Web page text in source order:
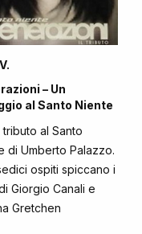
– Un
al Santo Niente
tributo al Santo
di Umberto Palazzo.
ospiti spiccano i
Giorgio Canali e
Gretchen